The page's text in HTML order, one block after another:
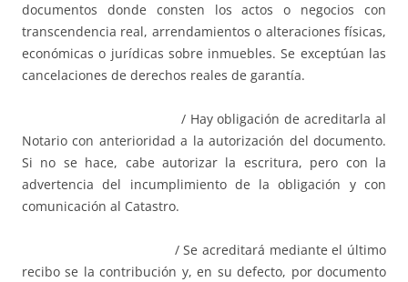
documentos donde consten los actos o negocios con
transcendencia real, arrendamientos o alteraciones físicas,
económicas o jurídicas sobre inmuebles. Se exceptúan las
cancelaciones de derechos reales de garantía.
/ Hay obligación de acreditarla al
Notario con anterioridad a la autorización del documento.
Si no se hace, cabe autorizar la escritura, pero con la
advertencia del incumplimiento de la obligación y con
comunicación al Catastro.
/ Se acreditará mediante el último
recibo se la contribución y, en su defecto, por documento